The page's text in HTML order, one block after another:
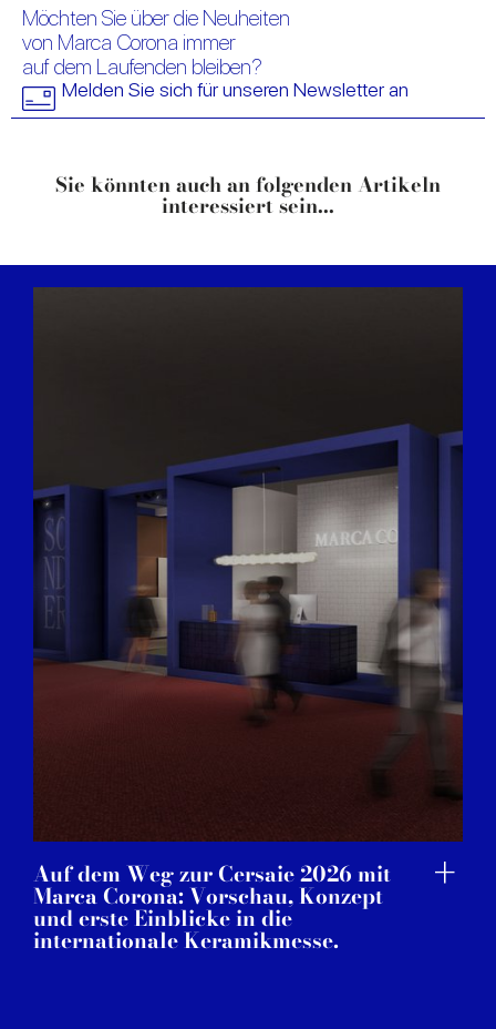
Möchten Sie über die Neuheiten
von Marca Corona immer
auf dem Laufenden bleiben?
Melden Sie sich für unseren Newsletter an
Sie könnten auch an folgenden Artikeln
interessiert sein...
Auf dem Weg zur Cersaie 2026 mit
Marca Corona: Vorschau, Konzept
und erste Einblicke in die
internationale Keramikmesse.